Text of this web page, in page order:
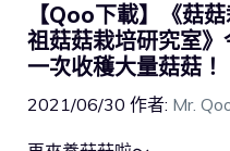
【Qoo下載】《菇
祖菇菇栽培研究室》
一次收穫大量菇菇！
2021/06/30 作者: Mr.